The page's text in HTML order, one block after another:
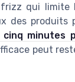
qui
des produits
minutes
peut